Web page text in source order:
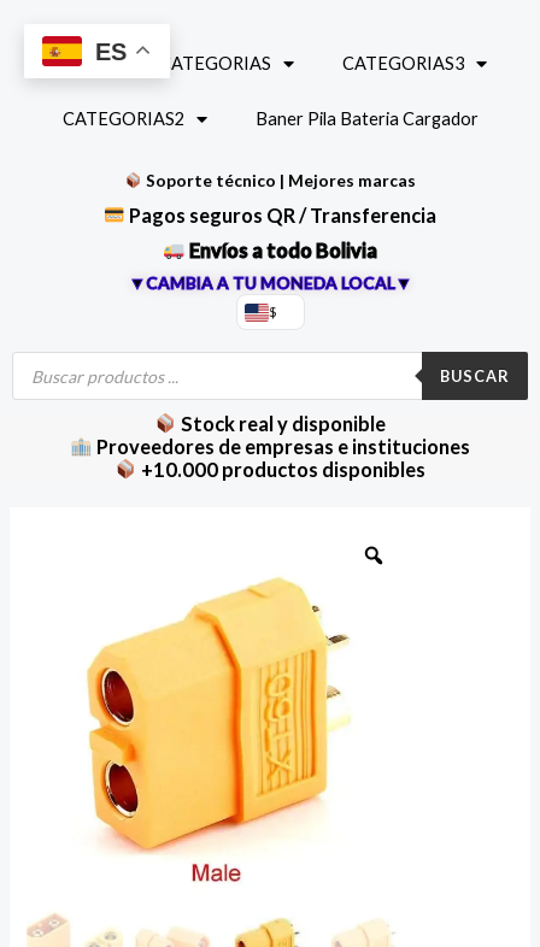
contenido
INICIO CATEGORIAS CATEGORIAS3
CATEGORIAS2 Baner Pila Bateria Cargador
Soporte técnico | Mejores marcas
Pagos seguros QR / Transferencia
Envíos a todo Bolivia
▼CAMBIA A TU MONEDA LOCAL▼
$
Búsqueda
productos
BUSCAR
Stock real y disponible
Proveedores de empresas e instituciones
+10.000 productos disponibles
ES